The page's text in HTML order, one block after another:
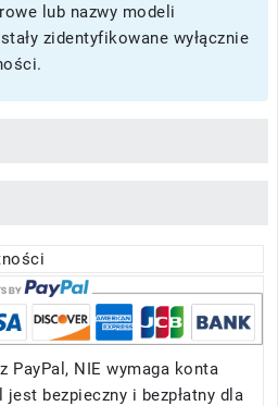
lub nazwy modeli
zidentyfikowane wyłącznie
PayPal, NIE wymaga konta
jest bezpieczny i bezpłatny dla